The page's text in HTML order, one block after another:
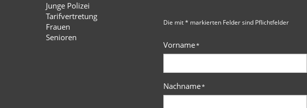
Junge Polizei
Tarifvertretung
Frauen
Senioren
Die mit * markierten Felder sind Pflichtfelder
Vorname*
Nachname*